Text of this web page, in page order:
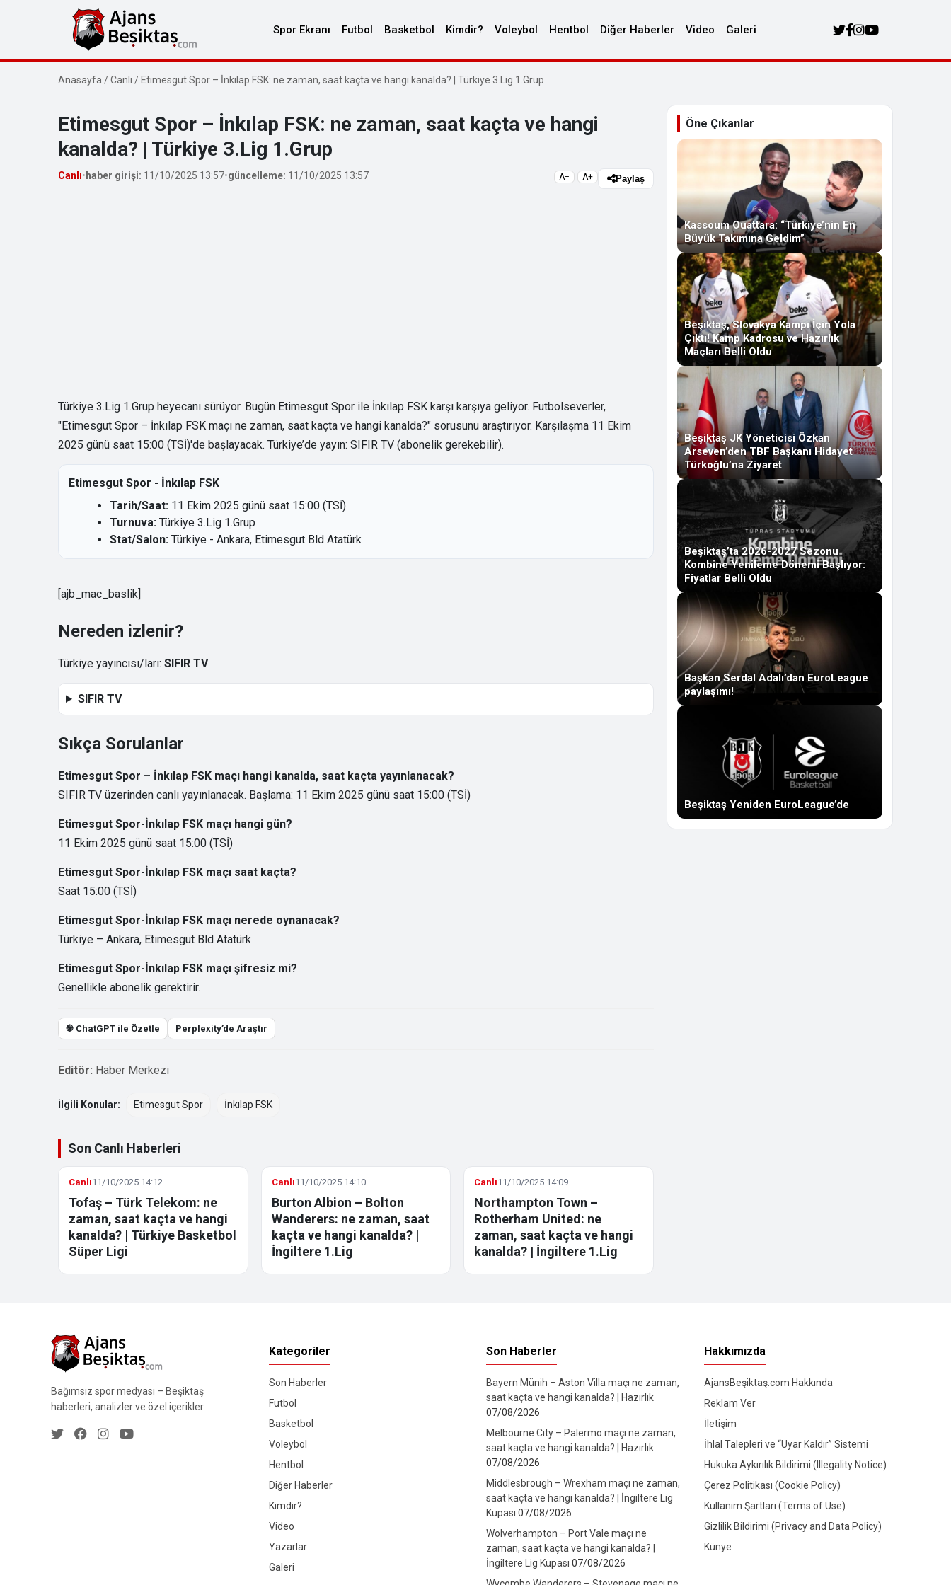
Spor Ekranı Futbol Basketbol Kimdir? Voleybol Hentbol Diğer Haberler Video Galeri
Anasayfa /Canlı / Etimesgut Spor – İnkılap FSK: ne zaman, saat kaçta ve hangi kanalda? | Türkiye 3.Lig 1.Grup
Etimesgut Spor – İnkılap FSK: ne zaman, saat kaçta ve hangi
kanalda? | Türkiye 3.Lig 1.Grup
Canlı• haber girişi: 11/10/2025 13:57•güncelleme: 11/10/2025 13:57 A− A+ Paylaş
Türkiye 3.Lig 1.Grup heyecanı sürüyor. Bugün Etimesgut Spor ile İnkılap FSK karşı karşıya geliyor. Futbolseverler,
"Etimesgut Spor – İnkılap FSK maçı ne zaman, saat kaçta ve hangi kanalda?" sorusunu araştırıyor. Karşılaşma 11 Ekim
2025 günü saat 15:00 (TSİ)'de başlayacak. Türkiye’de yayın: SIFIR TV (abonelik gerekebilir).
Etimesgut Spor - İnkılap FSK
Tarih/Saat: 11 Ekim 2025 günü saat 15:00 (TSİ)
Turnuva: Türkiye 3.Lig 1.Grup
Stat/Salon: Türkiye - Ankara, Etimesgut Bld Atatürk
[ajb_mac_baslik]
Nereden izlenir?
Türkiye yayıncısı/ları: SIFIR TV
SIFIR TV
Sıkça Sorulanlar
Etimesgut Spor – İnkılap FSK maçı hangi kanalda, saat kaçta yayınlanacak?
SIFIR TV üzerinden canlı yayınlanacak. Başlama: 11 Ekim 2025 günü saat 15:00 (TSİ)
Etimesgut Spor-İnkılap FSK maçı hangi gün?
11 Ekim 2025 günü saat 15:00 (TSİ)
Etimesgut Spor-İnkılap FSK maçı saat kaçta?
Saat 15:00 (TSİ)
Etimesgut Spor-İnkılap FSK maçı nerede oynanacak?
Türkiye – Ankara, Etimesgut Bld Atatürk
Etimesgut Spor-İnkılap FSK maçı şifresiz mi?
Genellikle abonelik gerektirir.
֎ ChatGPT ile Özetle Perplexity’de Araştır
Editör: Haber Merkezi
İlgili Konular: Etimesgut Spor İnkılap FSK
Son Canlı Haberleri
Canlı11/10/2025 14:12
Tofaş – Türk Telekom: ne
zaman, saat kaçta ve hangi
kanalda? | Türkiye Basketbol
Süper Ligi
Canlı11/10/2025 14:10
Burton Albion – Bolton
Wanderers: ne zaman, saat
kaçta ve hangi kanalda? |
İngiltere 1.Lig
Canlı11/10/2025 14:09
Northampton Town –
Rotherham United: ne
zaman, saat kaçta ve hangi
kanalda? | İngiltere 1.Lig
Öne Çıkanlar
Kassoum Ouattara: “Türkiye’nin En
Büyük Takımına Geldim”
Beşiktaş, Slovakya Kampı İçin Yola
Çıktı! Kamp Kadrosu ve Hazırlık
Maçları Belli Oldu
Beşiktaş JK Yöneticisi Özkan
Arseven’den TBF Başkanı Hidayet
Türkoğlu’na Ziyaret
Beşiktaş’ta 2026-2027 Sezonu
Kombine Yenileme Dönemi Başlıyor:
Fiyatlar Belli Oldu
Başkan Serdal Adalı’dan EuroLeague
paylaşımı!
Beşiktaş Yeniden EuroLeague’de
Bağımsız spor medyası – Beşiktaş
haberleri, analizler ve özel içerikler.
Kategoriler
Son Haberler
Futbol
Basketbol
Voleybol
Hentbol
Diğer Haberler
Kimdir?
Video
Yazarlar
Galeri
Son Haberler
Bayern Münih – Aston Villa maçı ne zaman,
saat kaçta ve hangi kanalda? | Hazırlık
07/08/2026
Melbourne City – Palermo maçı ne zaman,
saat kaçta ve hangi kanalda? | Hazırlık
07/08/2026
Middlesbrough – Wrexham maçı ne zaman,
saat kaçta ve hangi kanalda? | İngiltere Lig
Kupası 07/08/2026
Wolverhampton – Port Vale maçı ne
zaman, saat kaçta ve hangi kanalda? |
İngiltere Lig Kupası 07/08/2026
Hakkımızda
AjansBeşiktaş.com Hakkında
Reklam Ver
İletişim
İhlal Talepleri ve “Uyar Kaldır” Sistemi
Hukuka Aykırılık Bildirimi (Illegality Notice)
Çerez Politikası (Cookie Policy)
Kullanım Şartları (Terms of Use)
Gizlilik Bildirimi (Privacy and Data Policy)
Künye